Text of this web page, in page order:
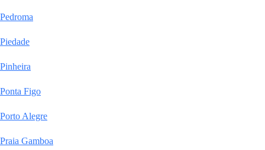
Pedroma
Piedade
Pinheira
Ponta Figo
Porto Alegre
Praia Gamboa